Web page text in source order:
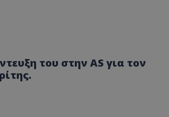
του στην AS για τον